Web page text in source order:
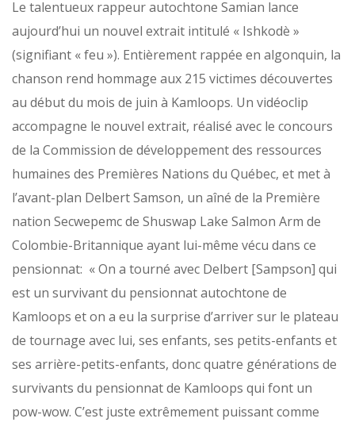
Le talentueux rappeur autochtone Samian lance
aujourd’hui un nouvel extrait intitulé « Ishkodè »
(signifiant « feu »). Entièrement rappée en algonquin, la
chanson rend hommage aux 215 victimes découvertes
au début du mois de juin à Kamloops. Un vidéoclip
accompagne le nouvel extrait, réalisé avec le concours
de la Commission de développement des ressources
humaines des Premières Nations du Québec, et met à
l’avant-plan Delbert Samson, un aîné de la Première
nation Secwepemc de Shuswap Lake Salmon Arm de
Colombie-Britannique ayant lui-même vécu dans ce
pensionnat: « On a tourné avec Delbert [Sampson] qui
est un survivant du pensionnat autochtone de
Kamloops et on a eu la surprise d’arriver sur le plateau
de tournage avec lui, ses enfants, ses petits-enfants et
ses arrière-petits-enfants, donc quatre générations de
survivants du pensionnat de Kamloops qui font un
pow-wow. C’est juste extrêmement puissant comme